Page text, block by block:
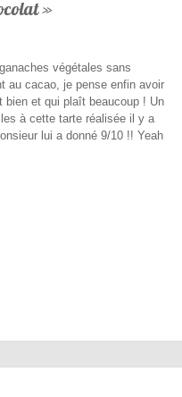
»
végétales sans
au cacao, je pense enfin avoir
bien et qui plaît beaucoup ! Un
à cette tarte réalisée il y a
lui a donné 9/10 !! Yeah